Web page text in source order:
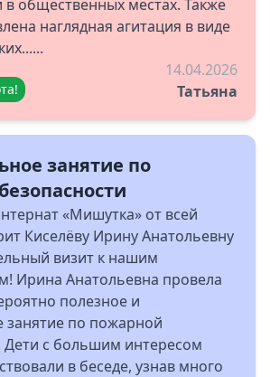
в общественных местах. Также
наглядная агитация в виде
14.04.2026
Татьяна
занятие по
«Мишутка» от всей
Киселёву Ирину Анатольевну
визит к нашим
Ирина Анатольевна провела
полезное и
занятие по пожарной
Дети с большим интересом
в беседе, узнав много